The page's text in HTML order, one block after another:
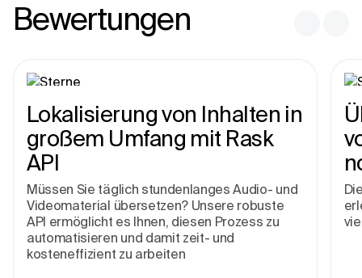
Bewertungen
Lokalisierung von Inhalten in
großem Umfang mit Rask
API
Müssen Sie täglich stundenlanges Audio- und
Videomaterial übersetzen? Unsere robuste
API ermöglicht es Ihnen, diesen Prozess zu
automatisieren und damit zeit- und
kosteneffizient zu arbeiten